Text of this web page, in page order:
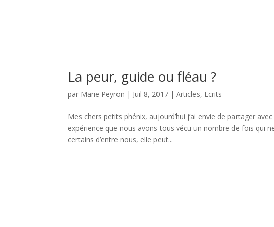
La peur, guide ou fléau ?
par Marie Peyron | Juil 8, 2017 |Articles, Ecrits
Mes chers petits phénix, aujourd’hui j’ai envie de partager
expérience que nous avons tous vécu un nombre de fois qui
certains d’entre nous, elle peut...